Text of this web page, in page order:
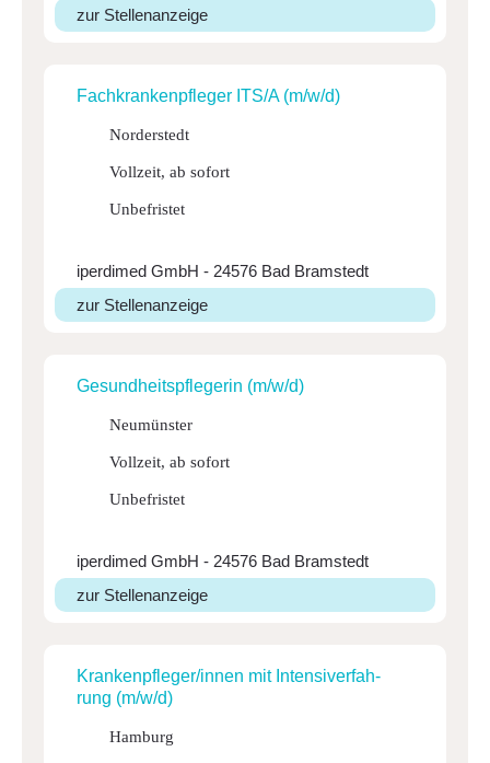
zur Stellenanzeige
Fach­kran­ken­pfleger ITS/A (m/w/d)
Norderstedt
Vollzeit, ab sofort
Unbefristet
iperdimed GmbH - 24576 Bad Bramstedt
zur Stellenanzeige
Gesund­heits­pfle­gerin (m/w/d)
Neumünster
Vollzeit, ab sofort
Unbefristet
iperdimed GmbH - 24576 Bad Bramstedt
zur Stellenanzeige
Kran­ken­pfle­ger/innen mit Inten­si­ver­fah­
rung (m/w/d)
Hamburg